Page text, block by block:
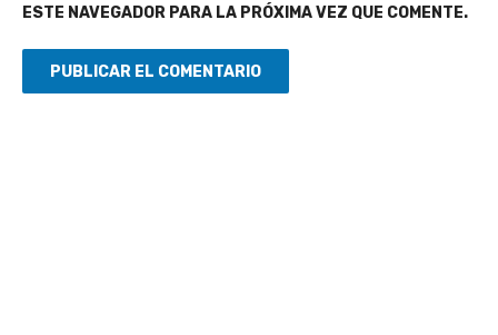
ESTE NAVEGADOR PARA LA PRÓXIMA VEZ QUE COMENTE.